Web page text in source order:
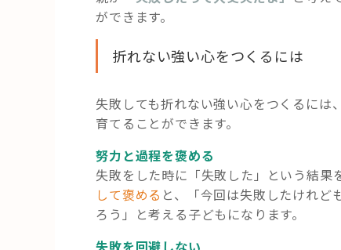
ができます。
折れない強い心をつくるには
失敗しても折れない強い心をつくるには
育てることができます。
努力と過程を褒める
失敗をした時に「失敗した」という結果
して褒める と、「今回は失敗したけれど
ろう」と考える子どもになります。
失敗を回避しない